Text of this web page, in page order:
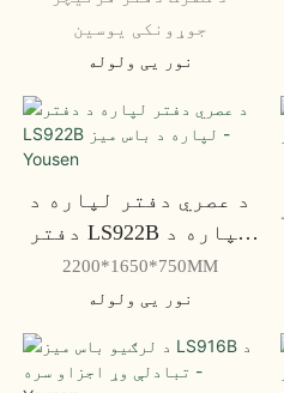
جوړونکی یوسین
نور یی ولوله
د عصري دفتر لپاره د
دفتر LS922B لپاره د
باس میز - Yousen
2200*1650*750MM
نور یی ولوله